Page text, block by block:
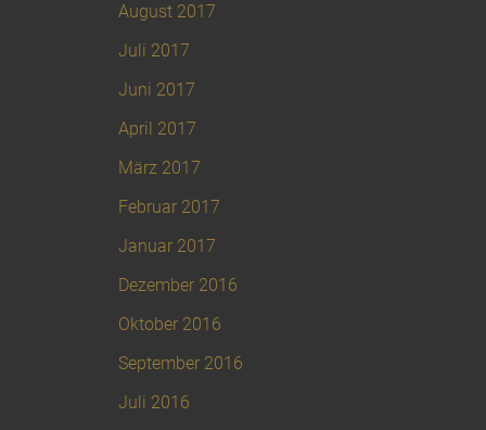
August 2017
Juli 2017
Juni 2017
April 2017
März 2017
Februar 2017
Januar 2017
Dezember 2016
Oktober 2016
September 2016
Juli 2016